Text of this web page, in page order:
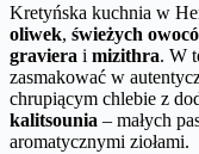
Kretyńska kuchnia w
oliwek, świeżych
graviera i mizithra. W
zasmakować w
chrupiącym chlebie z
kalitsounia – małych
aromatycznymi ziołami.